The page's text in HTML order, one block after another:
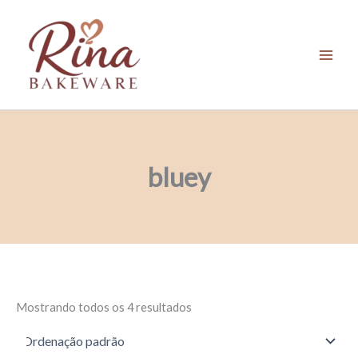
conteúdo
bluey
Mostrando todos os 4 resultados